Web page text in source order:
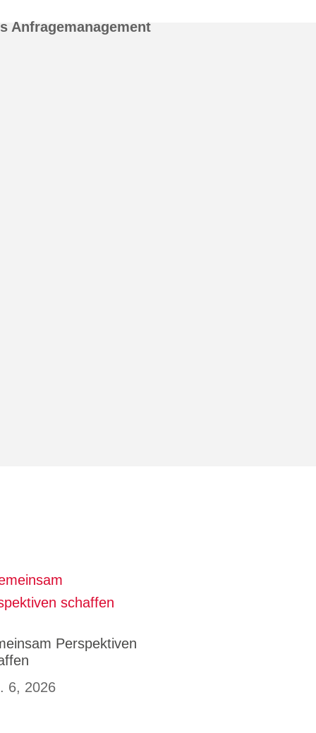
Anfragemanagement
Perspektiven
6, 2026